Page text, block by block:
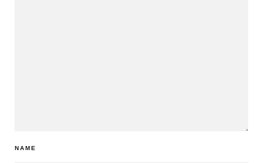
NAME